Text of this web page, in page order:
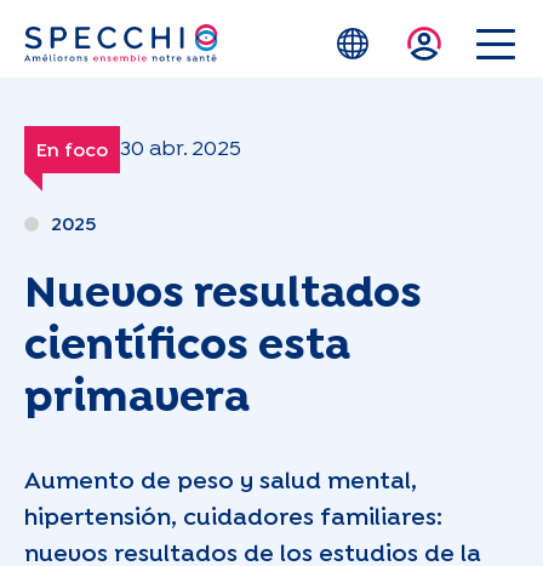
Skip to main content
En foco 30 abr. 2025
2025
Nuevos resultados
científicos esta
primavera
Aumento de peso y salud mental,
hipertensión, cuidadores familiares:
nuevos resultados de los estudios de la